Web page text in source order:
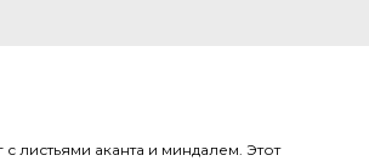
листьями аканта и миндалем. Этот